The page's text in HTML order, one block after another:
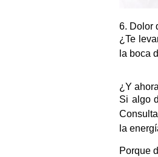
6. Dolor
¿Te
la boca
¿Y
Si algo
la
Porque